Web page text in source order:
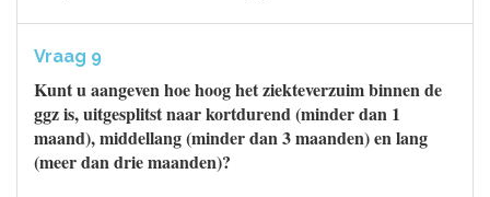
Vraag 9
Kunt u aangeven hoe hoog het ziekteverzuim binnen de
ggz is, uitgesplitst naar kortdurend (minder dan 1
maand), middellang (minder dan 3 maanden) en lang
(meer dan drie maanden)?